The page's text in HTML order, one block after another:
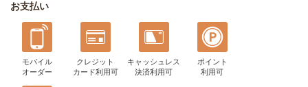
お支払い
モバイル
オーダー
クレジット
カード利用可
キャッシュレス
決済利用可
ポイント
利用可